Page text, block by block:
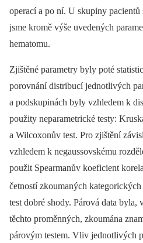
operací a po ní. U skupiny pacientů
jsme kromě výše uvedených
hematomu.
Zjištěné parametry byly poté
porovnání distribucí jednotlivých
a podskupinách byly vzhledem k
použity neparametrické testy:
a Wilcoxonův test. Pro zjištění
vzhledem k negaussovskému
použit Spearmanův koeficient
četností zkoumaných
test dobré shody. Párová data byla,
těchto proměnných, zkoumána
párovým testem. Vliv jednotlivých